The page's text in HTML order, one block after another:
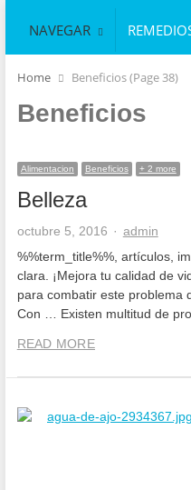
NAVEGAR
Home Beneficios (Page 38)
Beneficios
Alimentacion Beneficios + 2 more
Belleza
octubre 5, 2016 Author
admin
%%term_title%%, artículos,
clara. ¡Mejora tu calidad de
para combatir este problema
Con … Existen multitud de
READ MORE